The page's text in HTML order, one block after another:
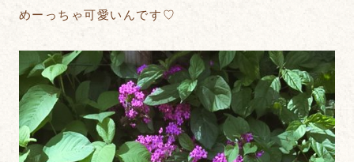
めーっちゃ可愛いんです♡